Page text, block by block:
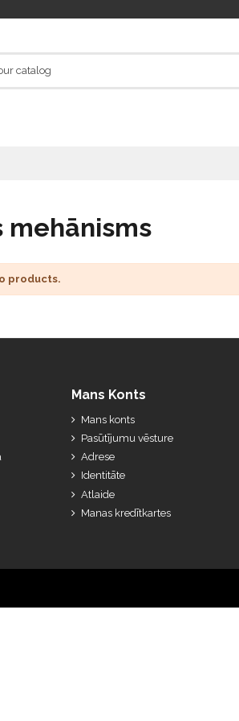
mehānisms
products.
Mans Konts
Mans konts
Pasūtījumu vēsture
Adrese
Identitāte
Atlaide
Manas kredītkartes